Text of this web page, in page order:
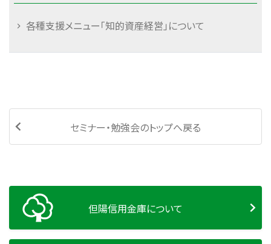
各種支援メニュー「知的資産経営」について
セミナー・勉強会のトップへ戻る
但陽信用金庫について